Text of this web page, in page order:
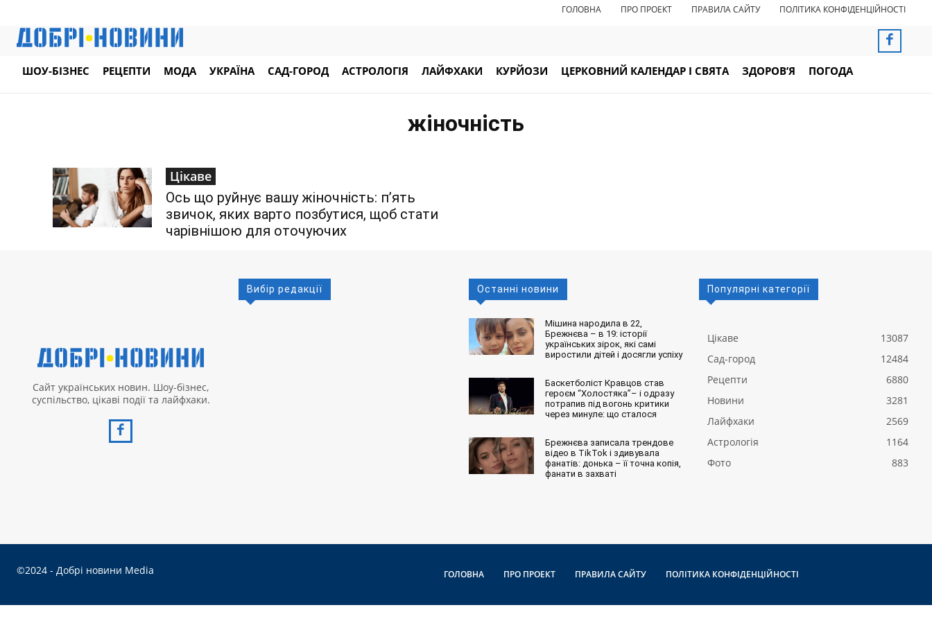
ГОЛОВНА ПРО ПРОЕКТ ПРАВИЛА САЙТУ ПОЛІТИКА КОНФІДЕНЦІЙНОСТІ
ШОУ-БІЗНЕС РЕЦЕПТИ МОДА УКРАЇНА САД-ГОРОД АСТРОЛОГІЯ ЛАЙФХАКИ КУРЙОЗИ ЦЕРКОВНИЙ КАЛЕНДАР І СВЯТА ЗДОРОВ’Я ПОГОДА
жіночність
Цікаве
Ось що руйнує вашу жіночність: п’ять
звичок, яких варто позбутися, щоб стати
чарівнішою для оточуючих
Сайт українських новин. Шоу-бізнес,
суспільство, цікаві події та лайфхаки.
Вибір редакції Останні новини
Мішина народила в 22,
Брежнєва – в 19: історії
українських зірок, які самі
виростили дітей і досягли успіху
Баскетболіст Кравцов став
героєм “Холостяка”– і одразу
потрапив під вогонь критики
через минуле: що сталося
Брежнєва записала трендове
відео в TikTok і здивувала
фанатів: донька – її точна копія,
фанати в захваті
Популярні категорії
Цікаве
13087
Сад-город
12484
Рецепти
6880
Новини
3281
Лайфхаки
2569
Астрологія
1164
Фото
883
©2024 - Добрі новини Media ГОЛОВНА ПРО ПРОЕКТ ПРАВИЛА САЙТУ ПОЛІТИКА КОНФІДЕНЦІЙНОСТІ